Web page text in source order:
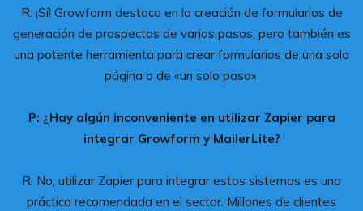
R: ¡Sí! Growform destaca en la creación de formularios de
generación de prospectos de varios pasos, pero también es
una potente herramienta para crear formularios de una sola
página o de «un solo paso».
P: ¿Hay algún inconveniente en utilizar Zapier para
integrar Growform y MailerLite?
R: No, utilizar Zapier para integrar estos sistemas es una
práctica recomendada en el sector. Millones de clientes